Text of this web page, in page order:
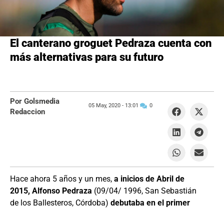
El canterano groguet Pedraza cuenta con
más alternativas para su futuro
Hace ahora 5 años y un mes, a inicios de Abril de
2015, Alfonso Pedraza (09/04/ 1996, San Sebastián
de los Ballesteros, Córdoba) debutaba en el primer
Por Golsmedia
Redaccion
05 May, 2020 - 13:01 0